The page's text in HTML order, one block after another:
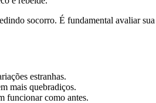
socorro. É fundamental avaliar
estranhas.
mais quebradiços.
funcionar como antes.